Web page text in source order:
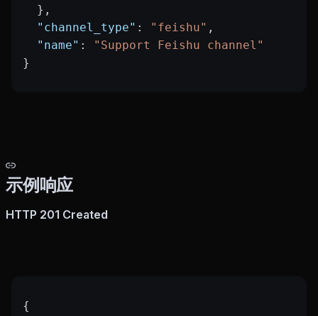
  },
  "channel_type"
: "feishu" ,
  "name"
:
"Support Feishu channel"
}
示例响应
HTTP 201 Created
{